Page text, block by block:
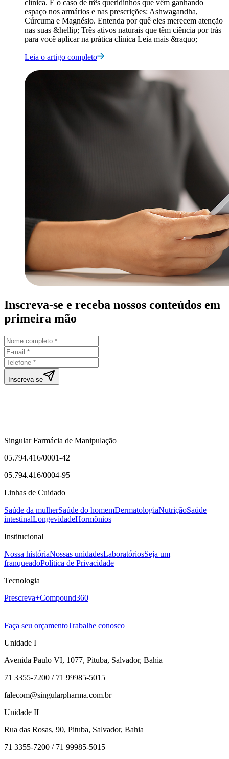
clínica. É o caso de três queridinhos que vêm ganhando
espaço nos armários e nas prescrições: Ashwagandha,
Cúrcuma e Magnésio. Entenda por quê eles merecem atenção
nas suas &hellip; Três ativos naturais que têm ciência por trás
para você aplicar na prática clínica Leia mais &raquo;
Leia o artigo completo
Inscreva-se e receba nossos conteúdos em
primeira mão
Inscreva-se
Singular Farmácia de Manipulação
05.794.416/0001-42
05.794.416/0004-95
Linhas de Cuidado
Saúde da mulherSaúde do homemDermatologiaNutriçãoSaúde
intestinalLongevidadeHormônios
Institucional
Nossa históriaNossas unidadesLaboratóriosSeja um
franqueadoPolítica de Privacidade
Tecnologia
Prescreva+Compound360
Faça seu orçamentoTrabalhe conosco
Unidade I
Avenida Paulo VI, 1077, Pituba, Salvador, Bahia
71 3355-7200 / 71 99985-5015
falecom@singularpharma.com.br
Unidade II
Rua das Rosas, 90, Pituba, Salvador, Bahia
71 3355-7200 / 71 99985-5015